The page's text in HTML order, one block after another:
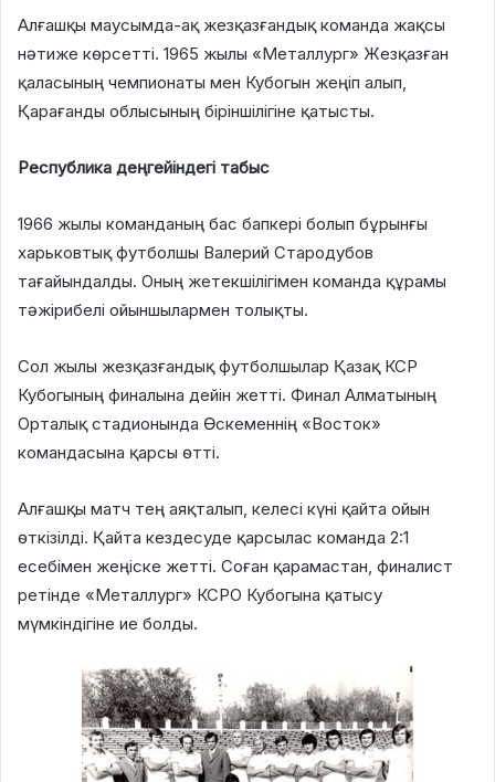
Алғашқы маусымда-ақ жезқазғандық команда жақсы
нәтиже көрсетті. 1965 жылы «Металлург» Жезқазған
қаласының чемпионаты мен Кубогын жеңіп алып,
Қарағанды облысының біріншілігіне қатысты.
Республика деңгейіндегі табыс
1966 жылы команданың бас бапкері болып бұрынғы
харьковтық футболшы Валерий Стародубов
тағайындалды. Оның жетекшілігімен команда құрамы
тәжірибелі ойыншылармен толықты.
Сол жылы жезқазғандық футболшылар Қазақ КСР
Кубогының финалына дейін жетті. Финал Алматының
Орталық стадионында Өскеменнің «Восток»
командасына қарсы өтті.
Алғашқы матч тең аяқталып, келесі күні қайта ойын
өткізілді. Қайта кездесуде қарсылас команда 2:1
есебімен жеңіске жетті. Соған қарамастан, финалист
ретінде «Металлург» КСРО Кубогына қатысу
мүмкіндігіне ие болды.